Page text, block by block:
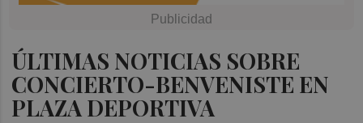
ÚLTIMAS NOTICIAS SOBRE
CONCIERTO-BENVENISTE EN
PLAZA DEPORTIVA